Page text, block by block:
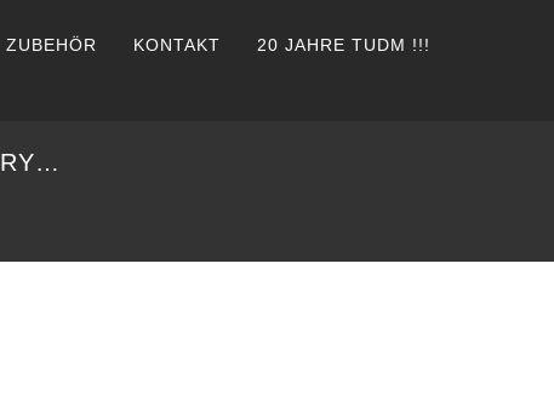
ZUBEHÖR KONTAKT 20 JAHRE TUDM !!!